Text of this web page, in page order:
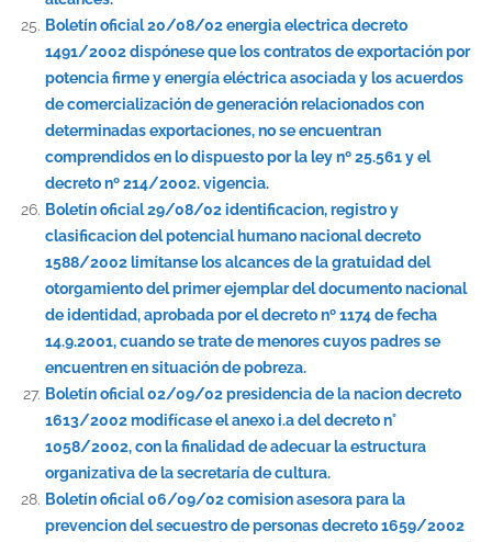
Boletín oficial 20/08/02 energia electrica decreto
1491/2002 dispónese que los contratos de exportación por
potencia firme y energía eléctrica asociada y los acuerdos
de comercialización de generación relacionados con
determinadas exportaciones, no se encuentran
comprendidos en lo dispuesto por la ley nº 25.561 y el
decreto nº 214/2002. vigencia.
Boletín oficial 29/08/02 identificacion, registro y
clasificacion del potencial humano nacional decreto
1588/2002 limítanse los alcances de la gratuidad del
otorgamiento del primer ejemplar del documento nacional
de identidad, aprobada por el decreto nº 1174 de fecha
14.9.2001, cuando se trate de menores cuyos padres se
encuentren en situación de pobreza.
Boletín oficial 02/09/02 presidencia de la nacion decreto
1613/2002 modifícase el anexo i.a del decreto n°
1058/2002, con la finalidad de adecuar la estructura
organizativa de la secretaría de cultura.
Boletín oficial 06/09/02 comision asesora para la
prevencion del secuestro de personas decreto 1659/2002